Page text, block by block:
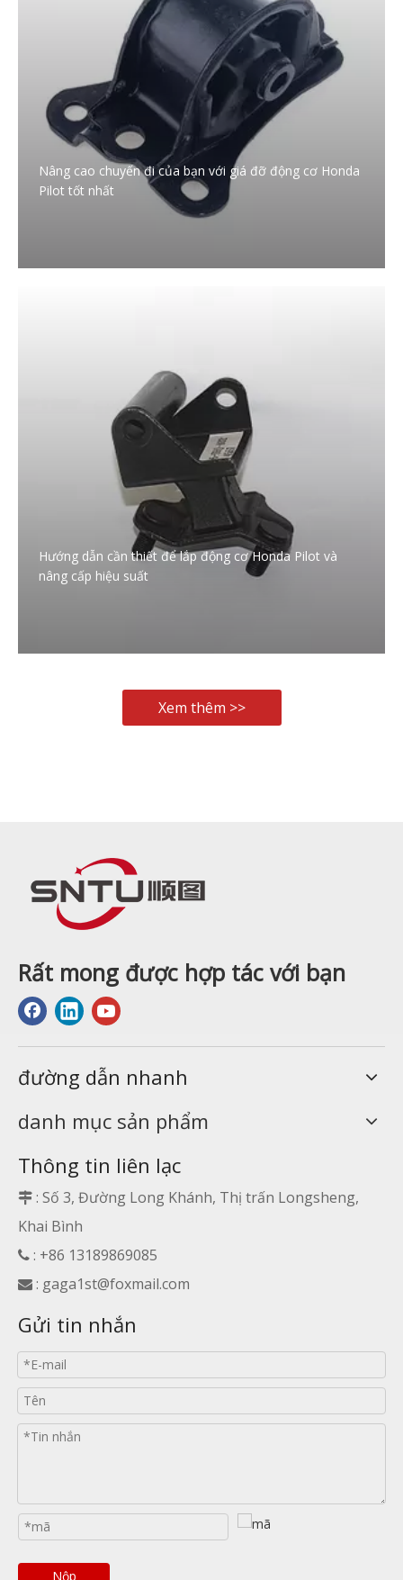
Nâng cao chuyến đi của bạn với giá đỡ động cơ Honda
Pilot tốt nhất
Hướng dẫn cần thiết để lắp động cơ Honda Pilot và
nâng cấp hiệu suất
Xem thêm >>
Rất mong được hợp tác với bạn
đường dẫn nhanh
danh mục sản phẩm
Thông tin liên lạc
 : Số 3, Đường Long Khánh, Thị trấn Longsheng,
Khai Bình
 : +86 13189869085
 : gaga1st@foxmail.com
Gửi tin nhắn
Nộp